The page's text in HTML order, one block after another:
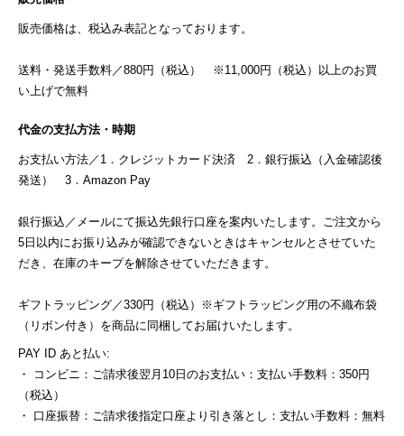
販売価格は、税込み表記となっております。
送料・発送手数料／880円（税込） ※11,000円（税込）以上のお買
い上げで無料
代金の支払方法・時期
お支払い方法／1．クレジットカード決済 2．銀行振込（入金確認後
発送） 3．Amazon Pay
銀行振込／メールにて振込先銀行口座を案内いたします。ご注文から
5日以内にお振り込みが確認できないときはキャンセルとさせていた
だき、在庫のキープを解除させていただきます。
ギフトラッピング／330円（税込）※ギフトラッピング用の不織布袋
（リボン付き）を商品に同梱してお届けいたします。
PAY ID あと払い:
・ コンビニ：ご請求後翌月10日のお支払い：支払い手数料：350円
（税込）
・ 口座振替：ご請求後指定口座より引き落とし：支払い手数料：無料